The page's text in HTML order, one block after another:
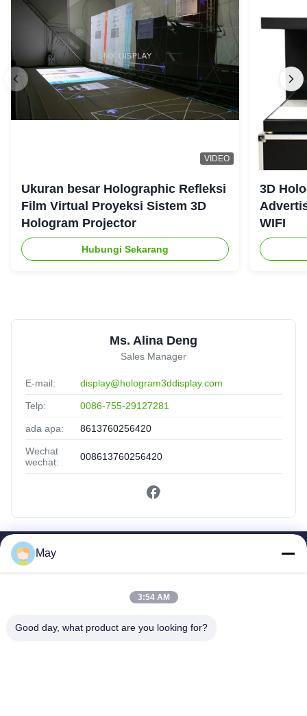
VIDEO
Ukuran besar Holographic Refleksi
Film Virtual Proyeksi Sistem 3D
Hologram Projector
Hubungi Sekarang
3D
WIFI
Ms. Alina Deng
Sales Manager
E-mail: display@hologram3ddisplay.com
Telp: 0086-755-29127281
ada apa: 8613760256420
Wechat
wechat:
008613760256420
Produk
Tur Pabrik
May
3:54 AM
Good day, what product are you looking for?